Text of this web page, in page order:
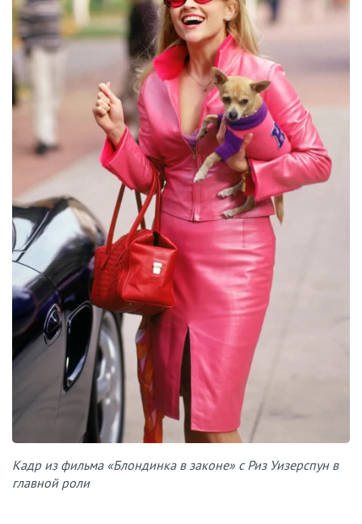
Кадр из фильма «Блондинка в законе» с Риз Уизерспун в
главной роли